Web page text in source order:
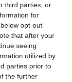
third parties, or
for
opt-out
that after your
seeing
utilized by
parties prior to
the further
år
för att
säger